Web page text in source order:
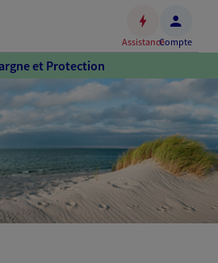
Accéder
au
contenu
principal
Accéder
au
pied
de
page
AssistanceCompte
et Protection